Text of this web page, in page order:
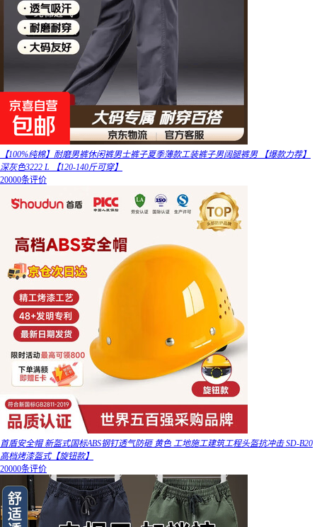
【100%纯棉】耐磨男裤休闲裤男士裤子夏季薄款工装裤子男阔腿裤男 【爆款力荐】
深灰色3222 L 【120-140斤可穿】
20000条评价
首盾安全帽 新盔式国标ABS钢钉透气防砸 黄色 工地施工建筑工程头盔抗冲击 SD-B20
高档烤漆盔式【旋钮款】
20000条评价